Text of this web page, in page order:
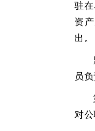
驻
资
出。
员负
对